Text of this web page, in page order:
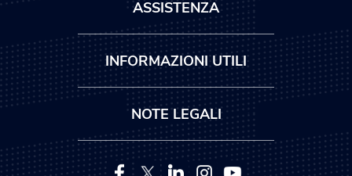
ASSISTENZA
INFORMAZIONI UTILI
NOTE LEGALI